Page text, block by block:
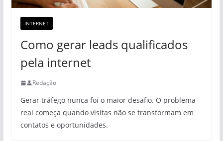
INTERNET
Como gerar leads qualificados
pela internet
Redação
Gerar tráfego nunca foi o maior desafio. O problema
real começa quando visitas não se transformam em
contatos e oportunidades.